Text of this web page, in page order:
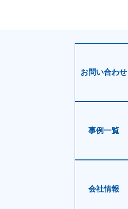
お問い合わせ
事例一覧
会社情報